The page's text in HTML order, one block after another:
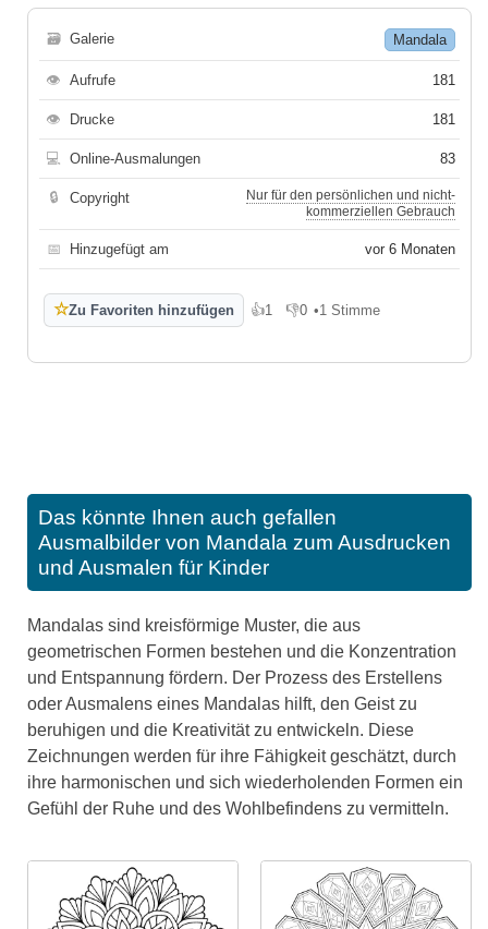
🗃 Galerie Mandala
👁 Aufrufe 181
👁 Drucke 181
💻 Online-Ausmalungen 83
🔒 Copyright
Nur für den persönlichen und nicht-
kommerziellen Gebrauch
📅 Hinzugefügt am vor 6 Monaten
☆Zu Favoriten hinzufügen 👍1
Gefällt mir
👎0
Gefällt mir nicht
•1 Stimme
Das könnte Ihnen auch gefallen
Ausmalbilder von Mandala zum Ausdrucken
und Ausmalen für Kinder
Mandalas sind kreisförmige Muster, die aus
geometrischen Formen bestehen und die Konzentration
und Entspannung fördern. Der Prozess des Erstellens
oder Ausmalens eines Mandalas hilft, den Geist zu
beruhigen und die Kreativität zu entwickeln. Diese
Zeichnungen werden für ihre Fähigkeit geschätzt, durch
ihre harmonischen und sich wiederholenden Formen ein
Gefühl der Ruhe und des Wohlbefindens zu vermitteln.